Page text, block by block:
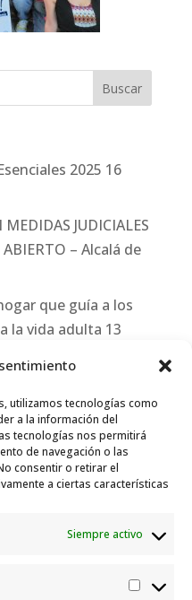
utilizamos tecnologías como
a la información del
tecnologías nos permitirá
de navegación o las
consentir o retirar el
a ciertas características
Siempre activo
2025 16
JUDICIALES
– Alcalá de
que guía a los
la vida adulta 13
empleo en el
de Protección